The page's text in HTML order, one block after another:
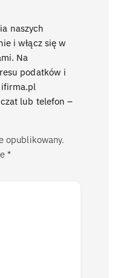
naszych
i włącz się w
Na
podatków i
lub telefon –
opublikowany.
*